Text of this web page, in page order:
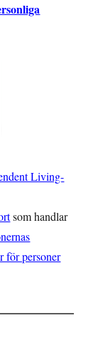
Living-
som handlar
för personer